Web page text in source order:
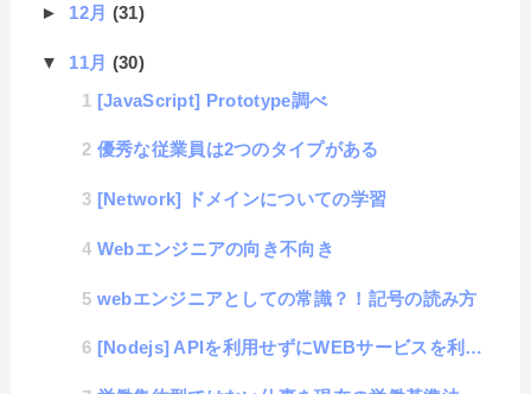
► 12月 (31)
▼ 11月 (30)
[JavaScript] Prototype調べ
優秀な従業員は2つのタイプがある
[Network] ドメインについての学習
Webエンジニアの向き不向き
webエンジニアとしての常識？！記号の読み方
[Nodejs] APIを利用せずにWEBサービスを利用したい。 #1「Google検索をして初回ペ...